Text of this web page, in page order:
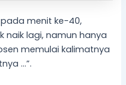
menit ke-40,
lagi, namun hanya
memulai kalimatnya
…”.